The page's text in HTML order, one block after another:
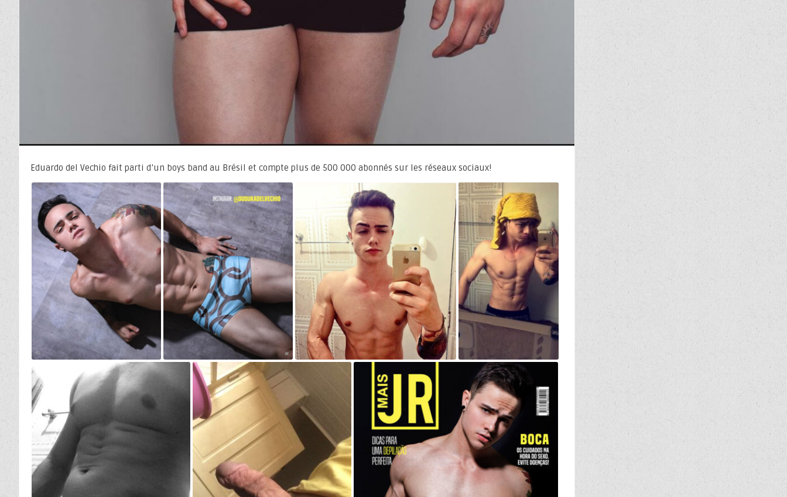
Eduardo del Vechio fait parti d’un boys band au Brésil et compte plus de 500 000 abonnés sur les réseaux sociaux!